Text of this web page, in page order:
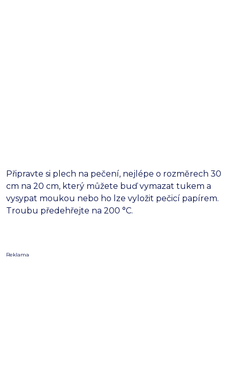
Připravte si plech na pečení, nejlépe o rozměrech 30
cm na 20 cm, který můžete buď vymazat tukem a
vysypat moukou nebo ho lze vyložit pečicí papírem.
Troubu předehřejte na 200 °C.
Reklama